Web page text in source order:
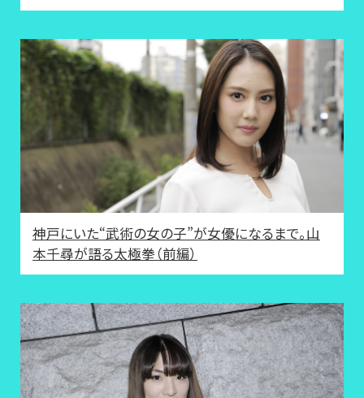
神戸にいた“武術の女の子”が女優になるまで。山
本千尋が語る太極拳（前編）